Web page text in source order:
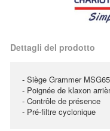
Dettagli del prodotto
- Siège Grammer
- Poignée de klaxon
- Contrôle de présence
- Pré-filtre cyclonique